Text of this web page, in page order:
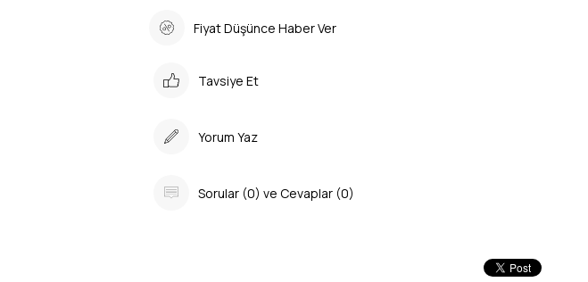
Fiyat Düşünce Haber Ver
Tavsiye Et
Yorum Yaz
Sorular (0) ve Cevaplar (0)